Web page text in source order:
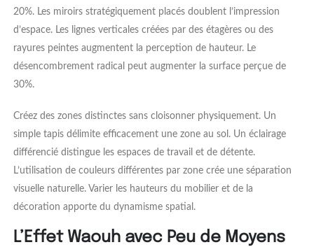
20%. Les miroirs stratégiquement placés doublent l’impression
d’espace. Les lignes verticales créées par des étagères ou des
rayures peintes augmentent la perception de hauteur. Le
désencombrement radical peut augmenter la surface perçue de
30%.
Créez des zones distinctes sans cloisonner physiquement. Un
simple tapis délimite efficacement une zone au sol. Un éclairage
différencié distingue les espaces de travail et de détente.
L’utilisation de couleurs différentes par zone crée une séparation
visuelle naturelle. Varier les hauteurs du mobilier et de la
décoration apporte du dynamisme spatial.
L’Effet Waouh avec Peu de Moyens